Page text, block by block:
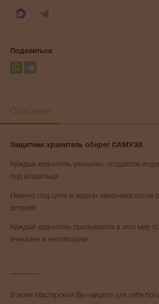
Max
Поделиться
Описание
Защитник хранитель оберег САМУЭХ
Каждый хранитель уникален, создаётся
под владельца
Именно под цели и задачи заказчика после
деталей
Каждый хранитель призывается в этот мир
уникален и неповторим
В моей Мастерской Вы найдете для себя